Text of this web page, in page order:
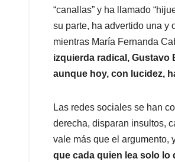
“canallas” y ha llamado
su parte, ha advertido una y
mientras María Fernanda
izquierda radical, Gustavo
aunque hoy, con lucidez,
Las redes sociales se han
derecha, disparan insultos,
vale más que el argumento,
que cada quien lea solo